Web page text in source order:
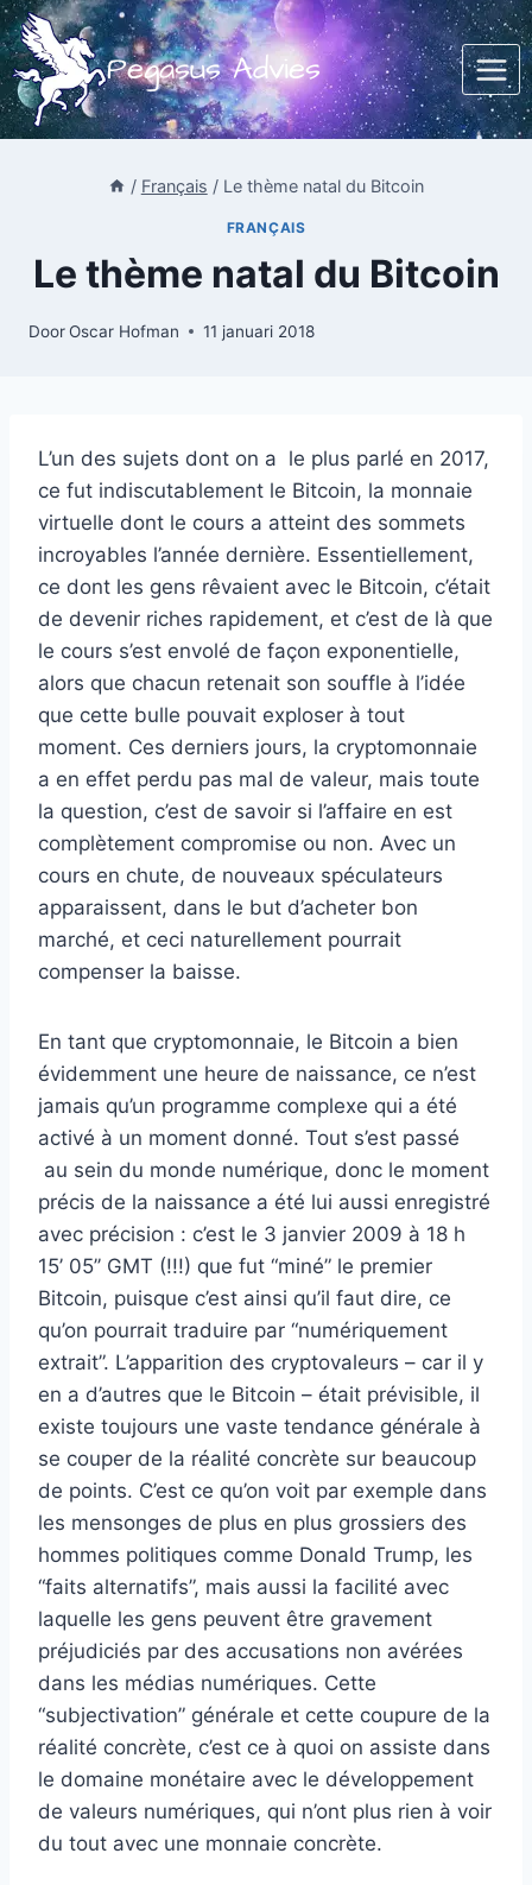
Doorgaan
naar
inhoud
Pegasus Advies
/ Français / Le thème natal du Bitcoin
FRANÇAIS
Le thème natal du Bitcoin
DoorOscar Hofman 11 januari 2018
L’un des sujets dont on a le plus parlé en 2017,
ce fut indiscutablement le Bitcoin, la monnaie
virtuelle dont le cours a atteint des sommets
incroyables l’année dernière. Essentiellement,
ce dont les gens rêvaient avec le Bitcoin, c’était
de devenir riches rapidement, et c’est de là que
le cours s’est envolé de façon exponentielle,
alors que chacun retenait son souffle à l’idée
que cette bulle pouvait exploser à tout
moment. Ces derniers jours, la cryptomonnaie
a en effet perdu pas mal de valeur, mais toute
la question, c’est de savoir si l’affaire en est
complètement compromise ou non. Avec un
cours en chute, de nouveaux spéculateurs
apparaissent, dans le but d’acheter bon
marché, et ceci naturellement pourrait
compenser la baisse.
En tant que cryptomonnaie, le Bitcoin a bien
évidemment une heure de naissance, ce n’est
jamais qu’un programme complexe qui a été
activé à un moment donné. Tout s’est passé
au sein du monde numérique, donc le moment
précis de la naissance a été lui aussi enregistré
avec précision : c’est le 3 janvier 2009 à 18 h
15’ 05’’ GMT (!!!) que fut “miné” le premier
Bitcoin, puisque c’est ainsi qu’il faut dire, ce
qu’on pourrait traduire par “numériquement
extrait”. L’apparition des cryptovaleurs – car il y
en a d’autres que le Bitcoin – était prévisible, il
existe toujours une vaste tendance générale à
se couper de la réalité concrète sur beaucoup
de points. C’est ce qu’on voit par exemple dans
les mensonges de plus en plus grossiers des
hommes politiques comme Donald Trump, les
“faits alternatifs”, mais aussi la facilité avec
laquelle les gens peuvent être gravement
préjudiciés par des accusations non avérées
dans les médias numériques. Cette
“subjectivation” générale et cette coupure de la
réalité concrète, c’est ce à quoi on assiste dans
le domaine monétaire avec le développement
de valeurs numériques, qui n’ont plus rien à voir
du tout avec une monnaie concrète.